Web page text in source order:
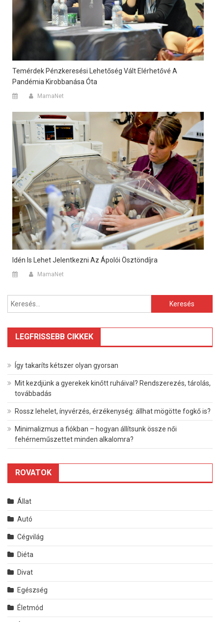
Temérdek Pénzkeresési Lehetőség Vált Elérhetővé A
Pandémia Kirobbanása Óta
MamaNet
Idén Is Lehet Jelentkezni Az Ápolói Ösztöndíjra
MamaNet
Keresés:
LEGFRISSEBB CIKKEK
Így takaríts kétszer olyan gyorsan
Mit kezdjünk a gyerekek kinőtt ruháival? Rendszerezés, tárolás,
továbbadás
Rossz lehelet, ínyvérzés, érzékenység: állhat mögötte fogkő is?
Minimalizmus a fiókban – hogyan állítsunk össze női
fehérneműszettet minden alkalomra?
ROVATOK
Állat
Autó
Cégvilág
Diéta
Divat
Egészség
Életmód